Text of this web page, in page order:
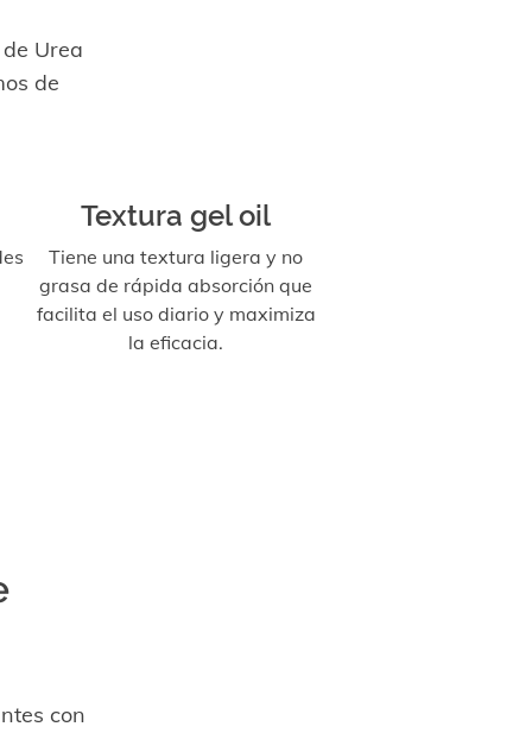
Urea
de
Textura gel oil
Tiene una textura ligera y no
grasa de rápida absorción que
facilita el uso diario y maximiza
la eficacia.
con